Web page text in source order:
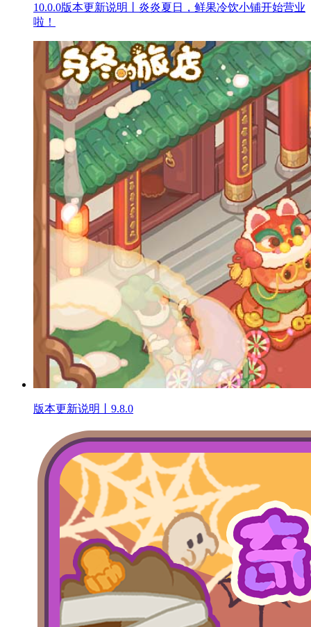
10.0.0版本更新说明丨炎炎夏日，鲜果冷饮小铺开始营业
啦！
版本更新说明丨9.8.0